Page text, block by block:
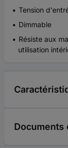
Tension
Dimmable
Résiste aux
utilisation
Documents